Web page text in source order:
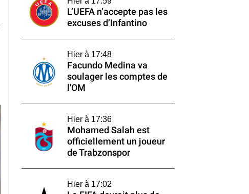
L’UEFA n’accepte pas les
excuses d’Infantino
Hier à 17:48
Facundo Medina va
soulager les comptes de
l'OM
Hier à 17:36
Mohamed Salah est
officiellement un joueur
de Trabzonspor
Hier à 17:02